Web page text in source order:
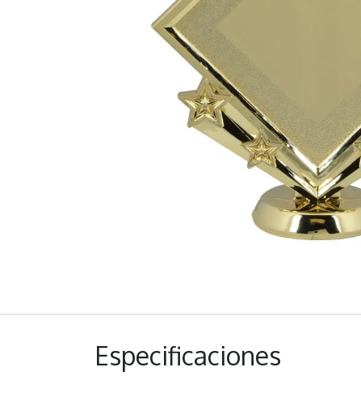
Especificaciones